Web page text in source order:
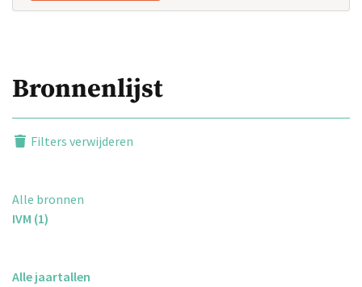
Bronnenlijst
Filters verwijderen
Alle bronnen
IVM (1)
Alle jaartallen